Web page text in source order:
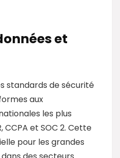
et
standards de sécurité
aux
les plus
CCPA et SOC 2. Cette
pour les grandes